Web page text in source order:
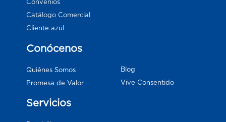
Convenios
Catálogo Comercial
Cliente azul
Conócenos
Quiénes Somos
Promesa de Valor
Blog
Vive Consentido
Servicios